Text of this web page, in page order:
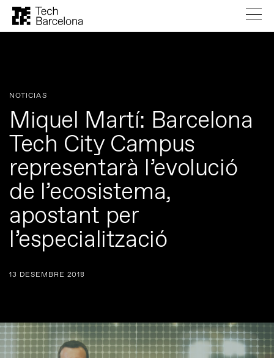
NOTICIAS
Miquel Martí: Barcelona
Tech City Campus
representarà l’evolució
de l’ecosistema,
apostant per
l’especialització
13 DESEMBRE 2018